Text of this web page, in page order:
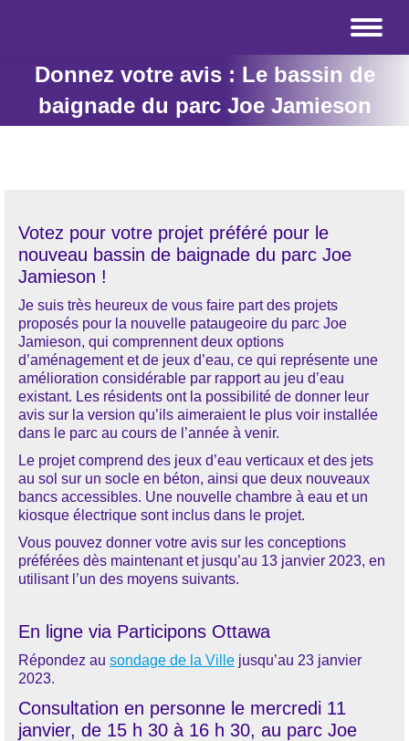
Donnez votre avis : Le bassin de
baignade du parc Joe Jamieson
Votez pour votre projet préféré pour le
nouveau bassin de baignade du parc Joe
Jamieson !
Je suis très heureux de vous faire part des projets
proposés pour la nouvelle pataugeoire du parc Joe
Jamieson, qui comprennent deux options
d’aménagement et de jeux d’eau, ce qui représente une
amélioration considérable par rapport au jeu d’eau
existant. Les résidents ont la possibilité de donner leur
avis sur la version qu’ils aimeraient le plus voir installée
dans le parc au cours de l’année à venir.
Le projet comprend des jeux d’eau verticaux et des jets
au sol sur un socle en béton, ainsi que deux nouveaux
bancs accessibles. Une nouvelle chambre à eau et un
kiosque électrique sont inclus dans le projet.
Vous pouvez donner votre avis sur les conceptions
préférées dès maintenant et jusqu’au 13 janvier 2023, en
utilisant l’un des moyens suivants.
En ligne via Participons Ottawa
Répondez au sondage de la Ville jusqu’au 23 janvier
2023.
Consultation en personne le mercredi 11
janvier, de 15 h 30 à 16 h 30, au parc Joe